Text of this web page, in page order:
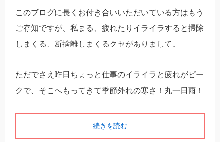
このブログに長くお付き合いいただいている方はもう
ご存知ですが、私まる、疲れたりイライラすると掃除
しまくる、断捨離しまくるクセがありまして。
ただでさえ昨日ちょっと仕事のイライラと疲れがピー
クで、そこへもってきて季節外れの寒さ！丸一日雨！
続きを読む